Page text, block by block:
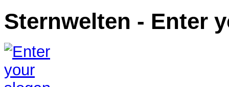
Sternwelten - Enter